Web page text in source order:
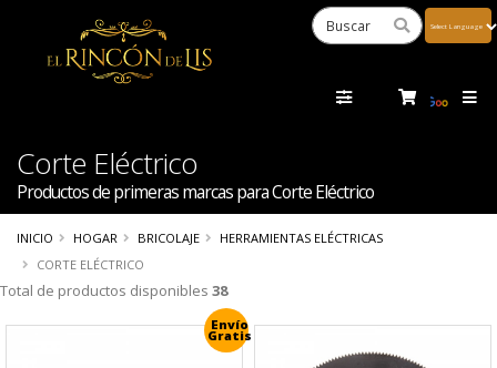
Corte Eléctrico
Productos de primeras marcas para Corte Eléctrico
INICIO HOGAR BRICOLAJE
HERRAMIENTAS ELÉCTRICAS
CORTE ELÉCTRICO
Total de productos disponibles 38
Envío
Gratis